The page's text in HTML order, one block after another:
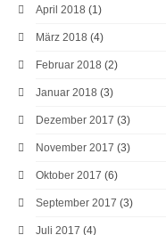
April 2018 (1)
März 2018 (4)
Februar 2018 (2)
Januar 2018 (3)
Dezember 2017 (3)
November 2017 (3)
Oktober 2017 (6)
September 2017 (3)
Juli 2017 (4)